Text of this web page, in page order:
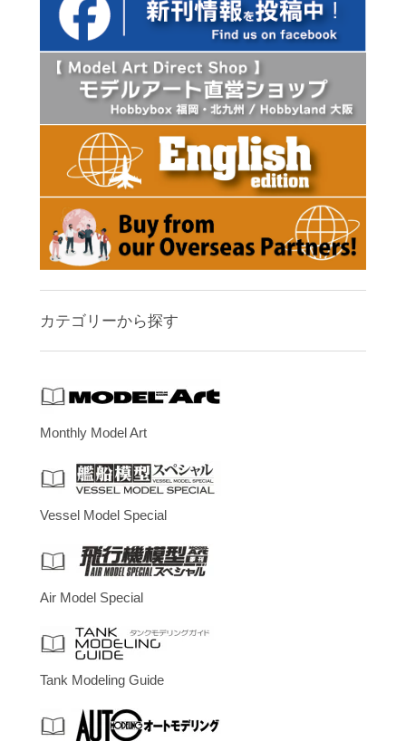
カテゴリーから探す
Monthly Model Art
Vessel Model Special
Air Model Special
Tank Modeling Guide